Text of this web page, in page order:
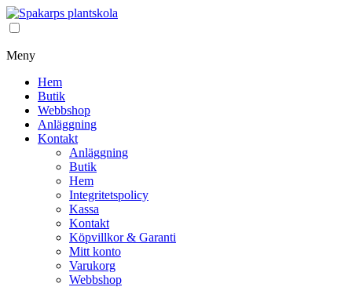
Meny
Hem
Butik
Webbshop
Anläggning
Kontakt
Anläggning
Butik
Hem
Integritetspolicy
Kassa
Kontakt
Köpvillkor & Garanti
Mitt konto
Varukorg
Webbshop